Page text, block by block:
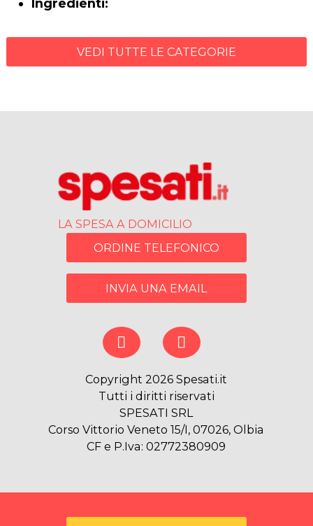
Ingredienti:
VEDI TUTTE LE CATEGORIE
LA SPESA A DOMICILIO
ORDINE TELEFONICO
INVIA UNA EMAIL
Copyright 2026 Spesati.it
Tutti i diritti riservati
SPESATI SRL
Corso Vittorio Veneto 15/I, 07026, Olbia
CF e P.Iva: 02772380909